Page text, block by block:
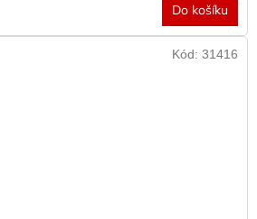
Do košíku
Kód: 31416